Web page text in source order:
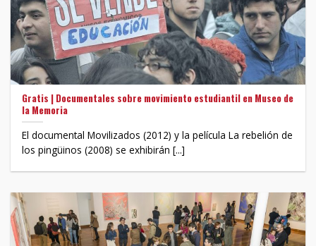
Gratis | Documentales sobre movimiento estudiantil en Museo de
la Memoria
El documental Movilizados (2012) y la película La rebelión de
los pingüinos (2008) se exhibirán [...]